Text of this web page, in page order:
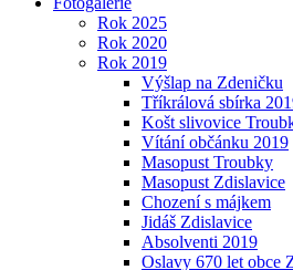
Rok 2025
Rok 2020
Rok 2019
Výšlap na Zdeničku
Tříkrálová sbírka
Košt slivovice
Vítání občánku 2019
Masopust Troubky
Masopust Zdislavice
Chození s májkem
Jidáš Zdislavice
Absolventi 2019
Oslavy 670 let obce